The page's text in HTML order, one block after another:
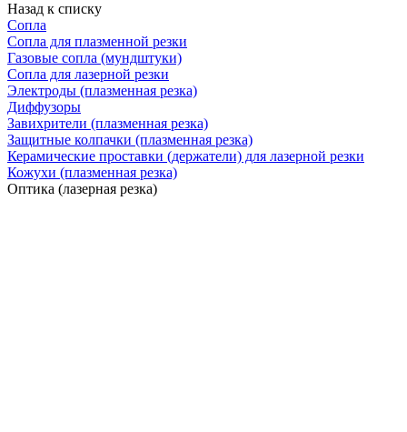
Назад к списку
Сопла
Сопла для плазменной резки
Газовые сопла (мундштуки)
Сопла для лазерной резки
Электроды (плазменная резка)
Диффузоры
Завихрители (плазменная резка)
Защитные колпачки (плазменная резка)
Керамические проставки (держатели) для лазерной резки
Кожухи (плазменная резка)
Оптика (лазерная резка)